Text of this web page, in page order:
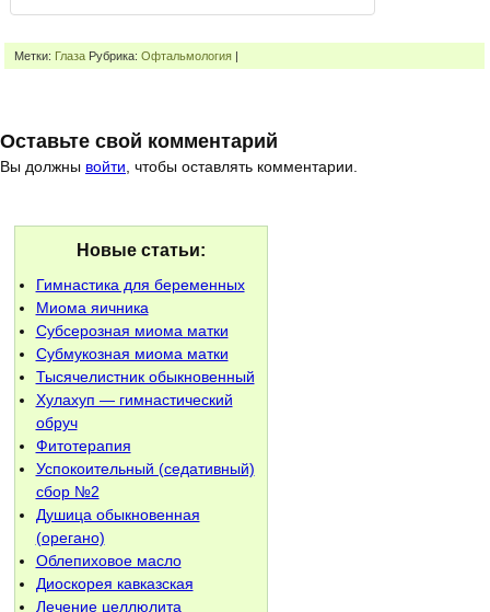
Метки: Глаза Рубрика: Офтальмология
Оставьте свой комментарий
Вы должны войти, чтобы оставлять комментарии.
Новые статьи:
Гимнастика для беременных
Миома яичника
Субсерозная миома матки
Субмукозная миома матки
Тысячелистник обыкновенный
Хулахуп — гимнастический
обруч
Фитотерапия
Успокоительный (седативный)
сбор №2
Душица обыкновенная
(орегано)
Облепиховое масло
Диоскорея кавказская
Лечение целлюлита